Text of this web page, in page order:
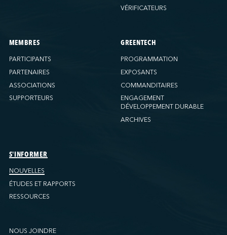
VÉRIFICATEURS
MEMBRES
PARTICIPANTS
PARTENAIRES
ASSOCIATIONS
SUPPORTEURS
GREENTECH
PROGRAMMATION
EXPOSANTS
COMMANDITAIRES
ENGAGEMENT
DÉVELOPPEMENT DURABLE
ARCHIVES
S'INFORMER
NOUVELLES
ÉTUDES ET RAPPORTS
RESSOURCES
NOUS JOINDRE